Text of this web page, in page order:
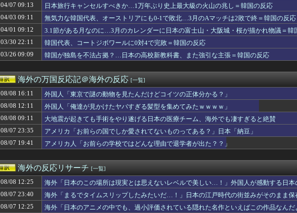
【海外の反応】トヨタセリカはクールで信頼性が高く、運転が楽しいスポーツカーだっ...
村上宗隆の第２５号ホームランにMLBファン騒然！←「素晴らしいパワーだ！」（海...
海
海外「村上宗隆6試合ぶり25号特大ソロホームラン」
ま
日本で12歳タイ人少女を働かせていた男の裁判に世界が騒然！←「求刑が軽すぎる」...
海
韓国人「台風で品不足になった沖縄のスーパーに行ってみたら、なぜか辛ラーメンだけ...
軽飛行機が屋根すれすれを抜けて飛行場へ、車輪を出さないまま胴体着陸「これよりひ...
【GAME】「任天堂」の熊本地震被災者支援策が物議！海外ファン「神対応」「金額...
海外「ウルっときた…」これ描いて死ね 第6話の海外反応
韓国人「世界が門戸を閉ざす中、K-ワクチンがアフリカを守る」と話題に
【朗報】韓国人「この鉄板、3倍速く焼けるやつだ」
韓国人「“韓国サッカー”性接待の試合結果をご覧ください」→「マッサージ効果は間...
海
【海外の反応】外野手二人がホームランを珍アシスト！打ったロナルド・アクーニャJ...
ボ
海外「熊本地震の犠牲者がたった38人なのは驚きだ！何故こんなに少ないの？」
海外「時代の流れ」少年ジャンプ発行部数が初の100万部割れ（海外の反応）
【MLB】化け物みたいな球を投げるクローザーを先発に転向させないのはなんで？ ...
外国人「アジア杯で優勝するんだ」日本代表、W杯ポット1入りに現実味!?2030...
韓国人「日本人審判も多数含まれていたサッカー協会の衝撃的な接待リストに衝撃の声...
韓国人「韓国人の間で日本の”天国”と呼ばれている場所がこちら・・・」
韓国人「過去のW杯で韓国代表がドーピング検査をすり抜けるように注射していたもの...
海
韓国人「日本の耐震設計技術が凄いと言うけど韓国の圧勝だよね？」
ハ
大地震が起きても手術をやり遂げる日本の医療チーム、海外でも凄すぎると絶賛
海
アメリカのエネルギー事業での税金無駄遣いが凄い！（海外の反応）
世
04/07 09:13
日本旅行キャンセルすべきか…1万年ぶり史上最大級の火山の兆し＝韓国の反応
04/03 09:11
無気力な韓国代表、オーストリアにも0-1で敗北…3月のAマッチは2敗で終＝韓国の反応
04/01 09:12
3.1節がある月なのに…3月のカレンダーに日本の富士山・大阪城・桜が描かれ物議＝韓
03/30 22:11
韓国代表、コートジボワールに0対4で完敗＝韓国の反応
03/26 09:09
韓国が独島を不法占拠？…日本の高校新教科書、また強引な主張＝韓国の反応
海外の万国反応記＠海外の反応 [一覧]
08/08 16:11
外国人「東京で謎の動物を見たんだけどコイツの正体分かる？」
08/08 12:11
外国人「俺達が見かけたヤバすぎる髪型を集めてみたｗｗｗｗ」
08/08 09:11
大地震が起きても手術をやり遂げる日本の医療チーム、海外でも凄すぎると絶賛
08/07 23:35
アメリカ「お前らの国でしか愛されてないものってある？」日本「納豆」
08/07 19:41
アメリカ人「お前らの学校ではどんな理由で退学者が出た？？」
海外の反応リサーチ [一覧]
08/08 12:25
海外「日本のこの場所は現実とは思えないレベルで美しい…！」外国人が感動する日本
08/07 23:40
海外「まるでタイムスリップしたみたいだ…！」日本の江戸時代の街並みがそのまま保
は・・・？【海外の反応】
08/07 12:25
海外「日本のアニメの中でも、過小評価されている隠れた名作といえばこの作品なんだ